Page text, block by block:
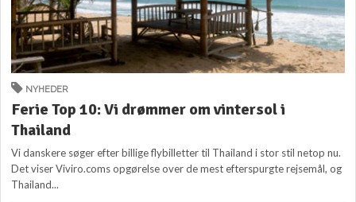
NYHEDER
Ferie Top 10: Vi drømmer om vintersol i
Thailand
Vi danskere søger efter billige flybilletter til Thailand i stor stil netop nu.
Det viser Viviro.coms opgørelse over de mest efterspurgte rejsemål, og
Thailand...